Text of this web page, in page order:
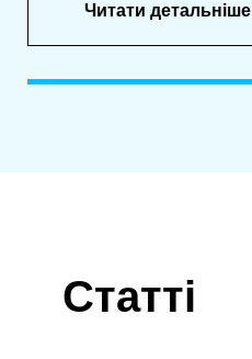
Читати детальніше
Статті